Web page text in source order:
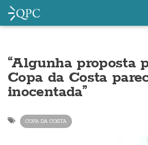
“Algunha proposta
Copa da Costa
inocentada”
COPA DA COSTA